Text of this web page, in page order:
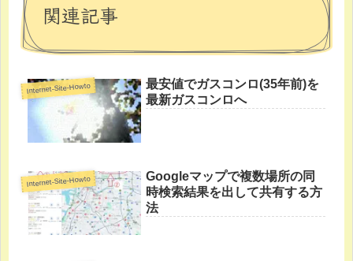
関連記事
Internet-Site-Howto
最安値でガスコンロ(35年前)を
最新ガスコンロへ
Internet-Site-Howto
Googleマップで複数場所の同
時検索結果を出して共有する方
法